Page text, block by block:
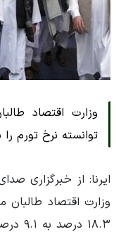
وزارت اقتصاد
توانسته نرخ تورم را بیش از ۵۰
ایرنا: از خبرگزاری
وزارت اقتصاد
۱۸.۳ درصد به ۹.۱ درصد کاهش یافته است.